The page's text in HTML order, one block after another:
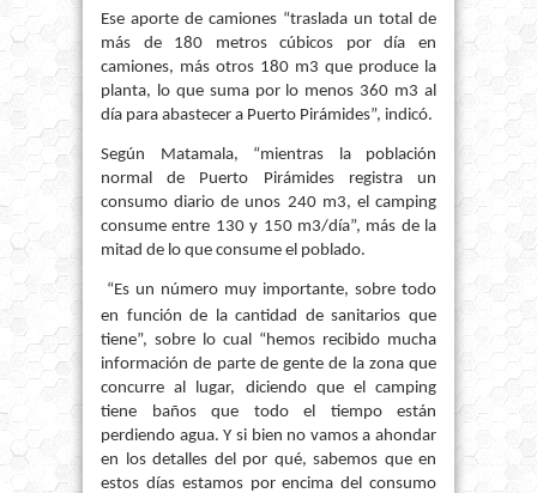
Ese aporte de camiones “traslada un total de
más de 180 metros cúbicos por día en
camiones, más otros 180 m3 que produce la
planta, lo que suma por lo menos 360 m3 al
día para abastecer a Puerto Pirámides”, indicó.
Según Matamala, “mientras la población
normal de Puerto Pirámides registra un
consumo diario de unos 240 m3, el camping
consume entre 130 y 150 m3/día”, más de la
mitad de lo que consume el poblado.
“Es un número muy importante, sobre todo
en función de la cantidad de sanitarios que
tiene”, sobre lo cual “hemos recibido mucha
información de parte de gente de la zona que
concurre al lugar, diciendo que el camping
tiene baños que todo el tiempo están
perdiendo agua. Y si bien no vamos a ahondar
en los detalles del por qué, sabemos que en
estos días estamos por encima del consumo